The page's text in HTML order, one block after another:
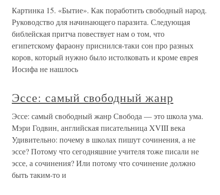
Картинка 15. «Бытие». Как поработить свободный народ.
Руководство для начинающего паразита. Следующая
библейская притча повествует нам о том, что
египетскому фараону приснился-таки сон про разных
коров, который нужно было истолковать и кроме еврея
Иосифа не нашлось
Эссе: самый свободный жанр
Эссе: самый свободный жанр Свобода — это школа ума.
Мэри Годвин, английская писательница XVIII века
Удивительно: почему в школах пишут сочинения, а не
эссе? Потому что сегодняшние учителя тоже писали не
эссе, а сочинения? Или потому что сочинение должно
быть таким-то и